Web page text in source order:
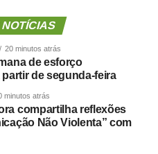
pré-hospitalar.
Complementar (PLP)
Guilherme Derrite (PP-
Senado em julho
senador Nelsinho Trad
autorizada mediante
20 minutos atrás
de esforço
de segunda-feira
minutos atrás
compartilha reflexões
Não Violenta” com